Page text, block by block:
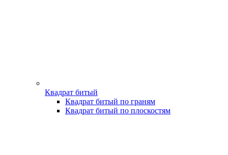
Квадрат битый
Квадрат битый по граням
Квадрат битый по плоскостям